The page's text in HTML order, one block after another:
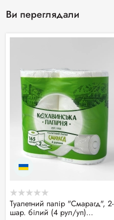
Ви переглядали
Туалетний папір "Смарагд", 2-
шар. білий (4 рул/уп)